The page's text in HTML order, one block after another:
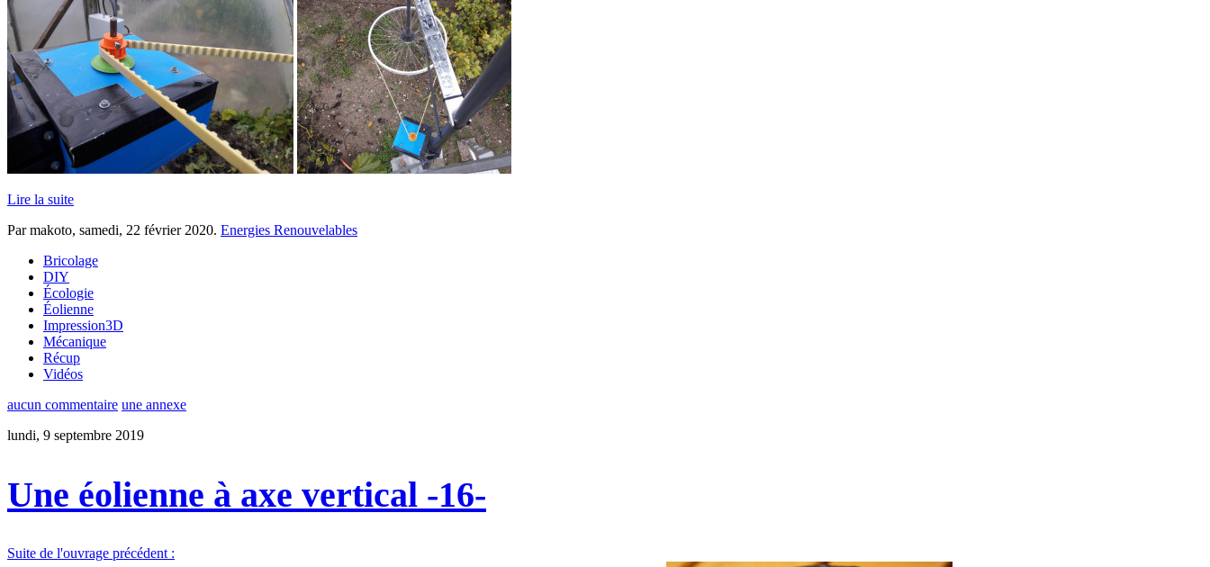
Lire la suite
Par makoto, samedi, 22 février 2020. Energies Renouvelables
Bricolage
DIY
Écologie
Éolienne
Impression3D
Mécanique
Récup
Vidéos
aucun commentaire une annexe
lundi, 9 septembre 2019
Une éolienne à axe vertical -16-
Suite de l'ouvrage précédent :